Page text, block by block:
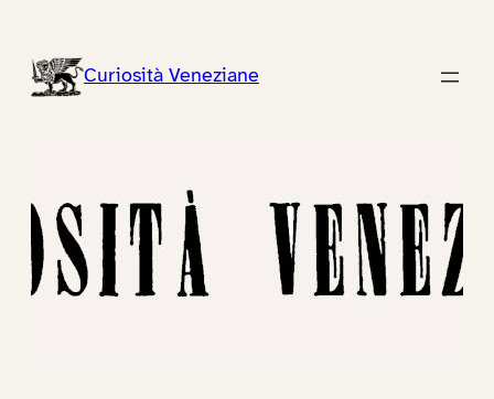
contenutoCuriosità Veneziane